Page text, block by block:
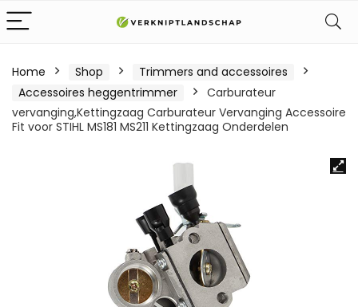
Home Shop
Trimmers and accessoires
Accessoires heggentrimmer
Carburateur
vervanging,Kettingzaag Carburateur Vervanging Accessoire
Fit voor STIHL MS181 MS211 Kettingzaag Onderdelen